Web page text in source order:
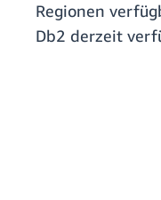
Regionen
Db2 derzeit